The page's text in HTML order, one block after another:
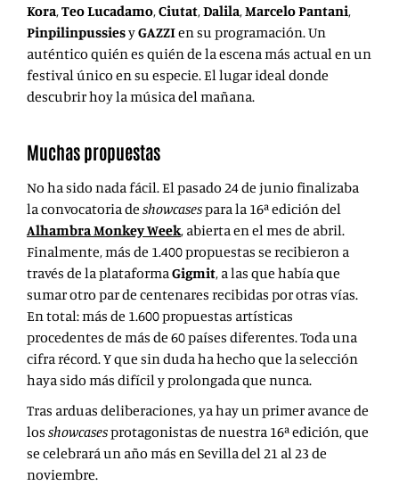
Kora,Teo Lucadamo,Ciutat,Dalila,Marcelo Pantani,
PinpilinpussiesyGAZZIen su programación. Un
auténtico quién es quién de la escena más actual en un
festival único en su especie. El lugar ideal donde
descubrir hoy la música del mañana.
Muchas propuestas
No ha sido nada fácil. El pasado 24 de junio finalizaba
la convocatoria de showcasespara la 16ª edición del
Alhambra Monkey Week, abierta en el mes de abril.
Finalmente, más de 1.400 propuestas se recibieron a
través de la plataformaGigmit, a las que había que
sumar otro par de centenares recibidas por otras vías.
En total: más de 1.600 propuestas artísticas
procedentes de más de 60 países diferentes. Toda una
cifra récord. Y que sin duda ha hecho que la selección
haya sido más difícil y prolongada que nunca.
Tras arduas deliberaciones, ya hay un primer avance de
los showcasesprotagonistas de nuestra 16ª edición, que
se celebrará un año más en Sevilla del 21 al 23 de
noviembre.